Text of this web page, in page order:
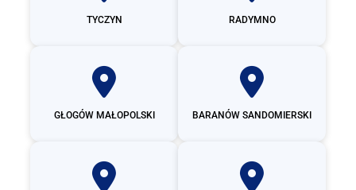
TYCZYN RADYMNO
GŁOGÓW MAŁOPOLSKI BARANÓW SANDOMIERSKI